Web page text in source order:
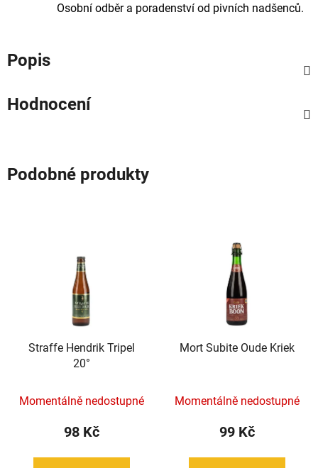
Osobní odběr a poradenství od pivních nadšenců.
Popis
Hodnocení
Podobné produkty
Straffe Hendrik Tripel
20°
Momentálně nedostupné
98 Kč
Mort Subite Oude Kriek
Momentálně nedostupné
99 Kč